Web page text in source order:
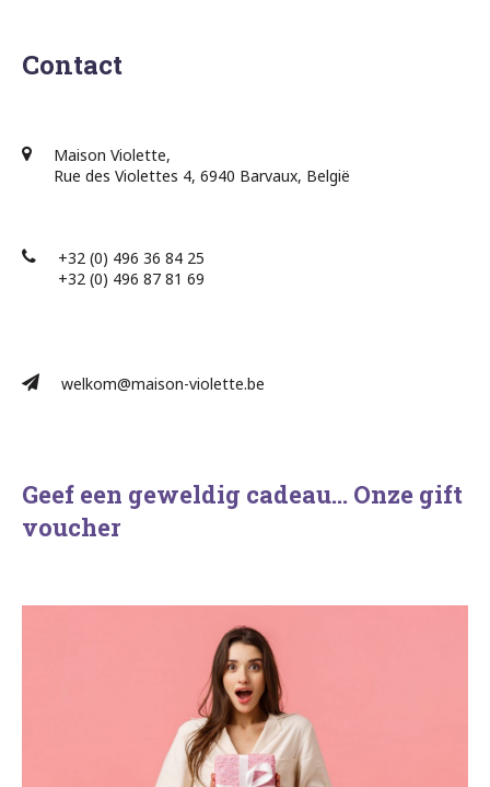
Contact
Maison Violette,
Rue des Violettes 4, 6940 Barvaux, België
+32 (0) 496 36 84 25
+32 (0) 496 87 81 69​
welkom@maison-violette.be
Geef een geweldig cadeau… Onze gift
voucher